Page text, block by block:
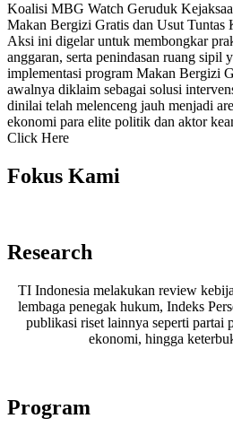
Koalisi MBG Watch Geruduk
Makan Bergizi Gratis dan Usut Tuntas
Aksi ini digelar untuk membongkar
anggaran, serta penindasan ruang sipil
implementasi program Makan Bergizi
awalnya diklaim sebagai solusi
dinilai telah melenceng jauh menjadi
ekonomi para elite politik dan aktor
Click Here
Fokus Kami
Research
TI Indonesia melakukan review
lembaga penegak hukum, Indeks
publikasi riset lainnya seperti partai
ekonomi, hingga
Program